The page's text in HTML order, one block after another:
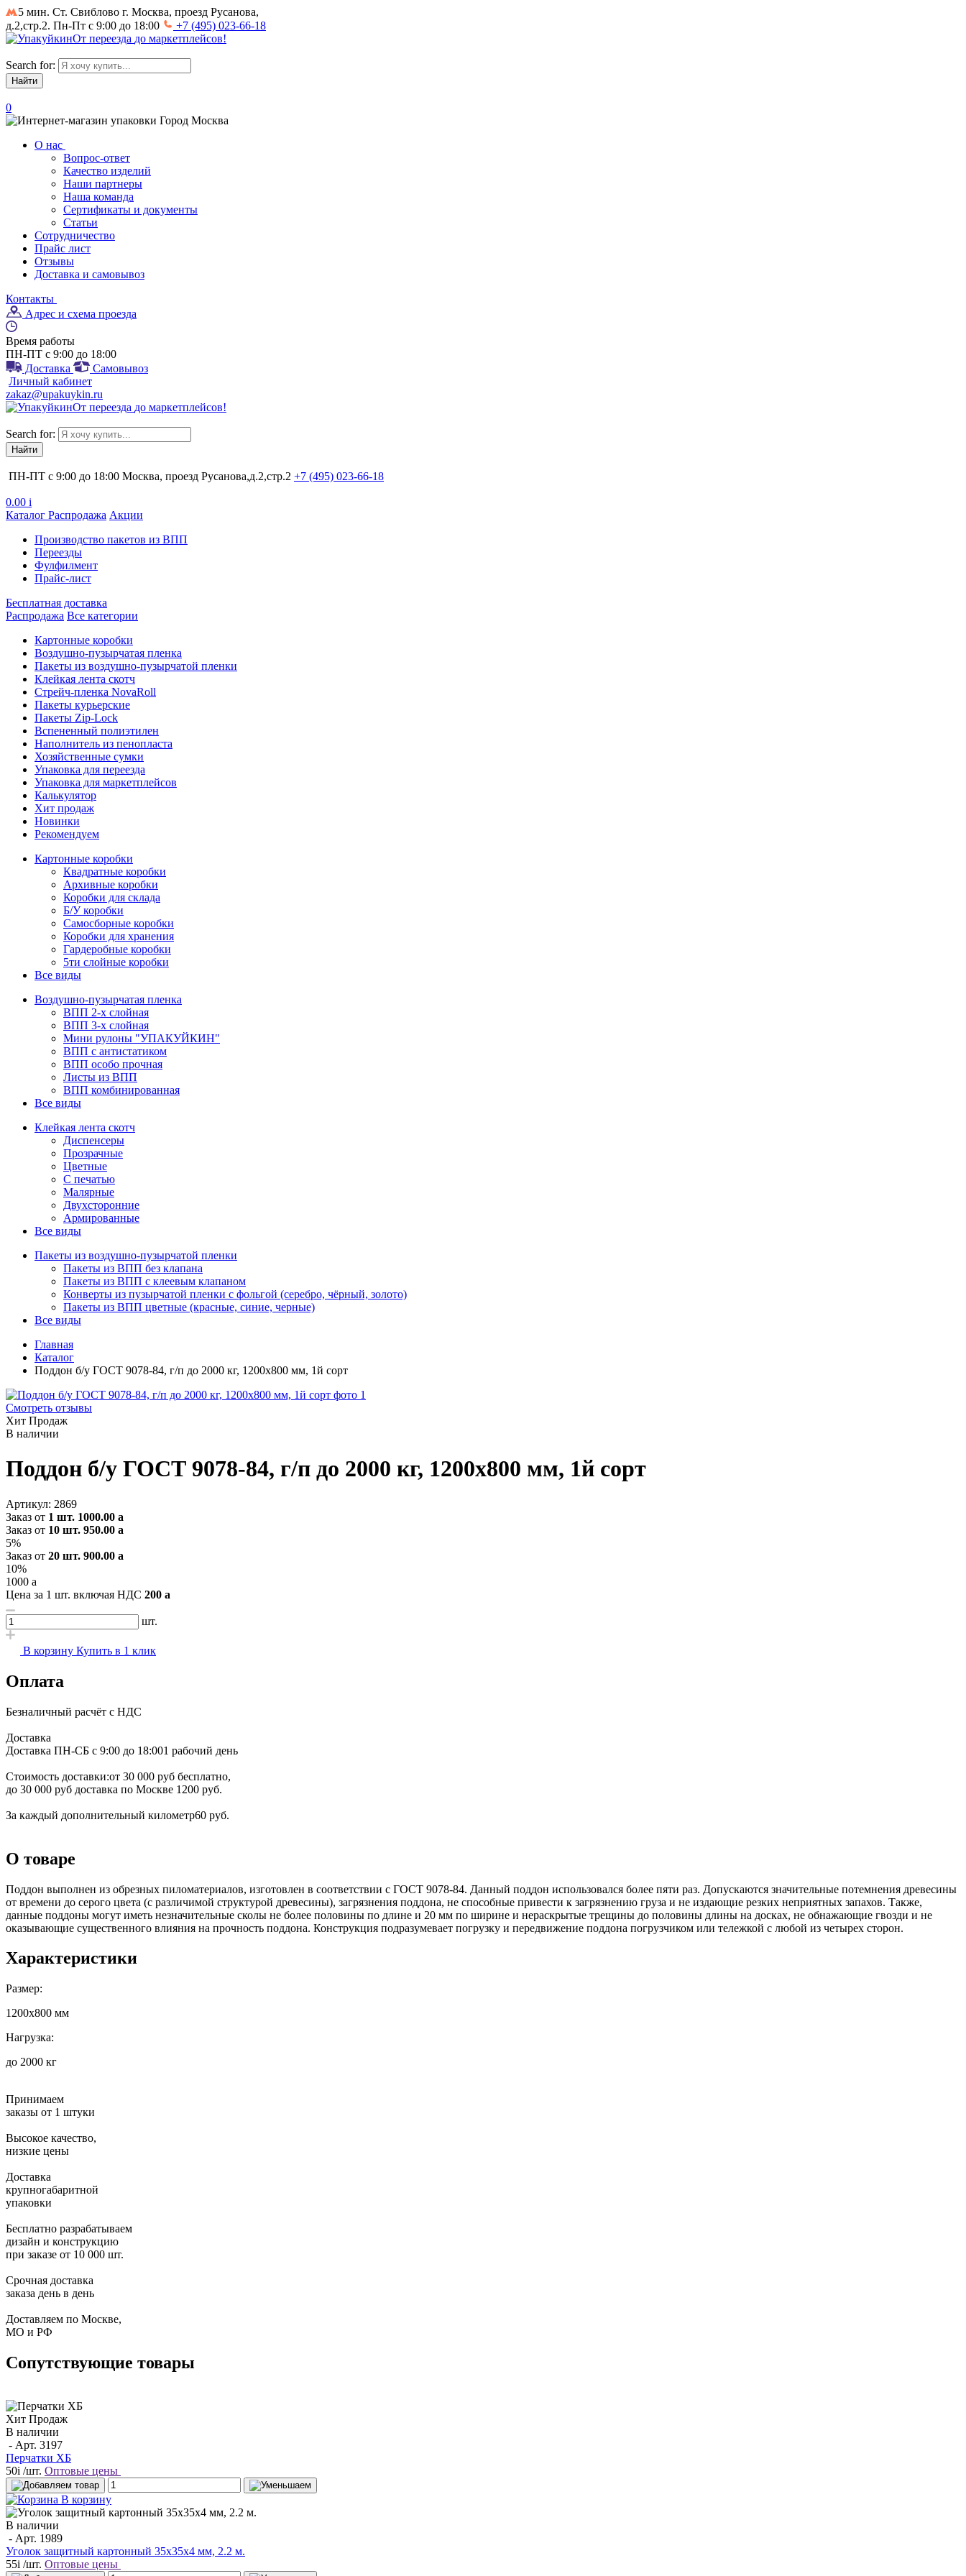
5 мин. Ст. Свиблово г. Москва, проезд Русанова,
д.2,стр.2. Пн-Пт с 9:00 до 18:00
+7 (495) 023-66-18
От переезда до маркетплейсов!
Search for:
0
Город Москва
О нас
Вопрос-ответ
Качество изделий
Наши партнеры
Наша команда
Сертификаты и документы
Статьи
Сотрудничество
Прайс лист
Отзывы
Доставка и самовывоз
Контакты
Адрес и схема проезда
Время работы
ПН-ПТ с 9:00 до 18:00
Доставка
Самовывоз
Личный кабинет
zakaz@upakuykin.ru
От переезда до маркетплейсов!
Search for:
ПН-ПТ с 9:00 до 18:00 Москва, проезд Русанова,д.2,стр.2 +7 (495) 023-66-18
0.00 i
Каталог Распродажа Акции
Производство пакетов из ВПП
Переезды
Фулфилмент
Прайс-лист
Бесплатная доставка
Распродажа Все категории
Картонные коробки
Воздушно-пузырчатая пленка
Пакеты из воздушно-пузырчатой пленки
Клейкая лента скотч
Стрейч-пленка NovaRoll
Пакеты курьерские
Пакеты Zip-Lock
Вспененный полиэтилен
Наполнитель из пенопласта
Хозяйственные сумки
Упаковка для переезда
Упаковка для маркетплейсов
Калькулятор
Хит продаж
Новинки
Рекомендуем
Картонные коробки
Квадратные коробки
Архивные коробки
Коробки для склада
Б/У коробки
Самосборные коробки
Коробки для хранения
Гардеробные коробки
5ти слойные коробки
Все виды
Воздушно-пузырчатая пленка
ВПП 2-х слойная
ВПП 3-х слойная
Мини рулоны "УПАКУЙКИН"
ВПП с антистатиком
ВПП особо прочная
Листы из ВПП
ВПП комбинированная
Все виды
Клейкая лента скотч
Диспенсеры
Прозрачные
Цветные
С печатью
Малярные
Двухсторонние
Армированные
Все виды
Пакеты из воздушно-пузырчатой пленки
Пакеты из ВПП без клапана
Пакеты из ВПП с клеевым клапаном
Конверты из пузырчатой пленки с фольгой (серебро, чёрный, золото)
Пакеты из ВПП цветные (красные, синие, черные)
Все виды
Главная
Каталог
Поддон б/у ГОСТ 9078-84, г/п до 2000 кг, 1200х800 мм, 1й сорт
Смотреть отзывы
Хит Продаж
В наличии
Поддон б/у ГОСТ 9078-84, г/п до 2000 кг, 1200х800 мм, 1й сорт
Артикул: 2869
Заказ от 1 шт. 1000.00 a
Заказ от 10 шт. 950.00 a
5%
Заказ от 20 шт. 900.00 a
10%
1000 a
Цена за 1 шт. включая НДС 200 a
шт.
В корзину Купить в 1 клик
Оплата
Безналичный расчёт с НДС
Доставка
Доставка ПН-СБ с 9:00 до 18:001 рабочий день
Стоимость доставки:от 30 000 руб бесплатно,
до 30 000 руб доставка по Москве 1200 руб.
За каждый дополнительный километр60 руб.
О товаре
Поддон выполнен из обрезных пиломатериалов, изготовлен в соответствии с ГОСТ 9078-84. Данный поддон использовался более пяти раз. Допускаются значительные потемнения древесины
от времени до серого цвета (с различимой структурой древесины), загрязнения поддона, не способные привести к загрязнению груза и не издающие резких неприятных запахов. Также,
данные поддоны могут иметь незначительные сколы не более половины по длине и 20 мм по ширине и нераскрытые трещины до половины длины на досках, не обнажающие гвозди и не
оказывающие существенного влияния на прочность поддона. Конструкция подразумевает погрузку и передвижение поддона погрузчиком или тележкой с любой из четырех сторон.
Характеристики
Размер:
1200х800 мм
Нагрузка:
до 2000 кг
Принимаем
заказы от 1 штуки
Высокое качество,
низкие цены
Доставка
крупногабаритной
упаковки
Бесплатно разрабатываем
дизайн и конструкцию
при заказе от 10 000 шт.
Срочная доставка
заказа день в день
Доставляем по Москве,
МО и РФ
Сопутствующие товары
Хит Продаж
В наличии
- Арт. 3197
Перчатки ХБ
50i /шт. Оптовые цены
В корзину
В наличии
- Арт. 1989
Уголок защитный картонный 35х35х4 мм, 2.2 м.
55i /шт. Оптовые цены